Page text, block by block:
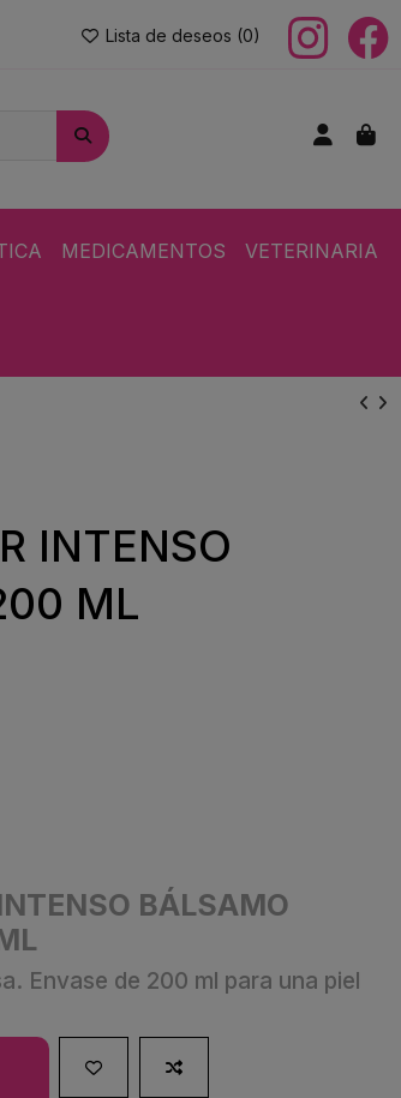
Lista de deseos (0)
MEDICAMENTOS VETERINARIA
INTENSO
ML
BÁLSAMO
Envase de 200 ml para una piel